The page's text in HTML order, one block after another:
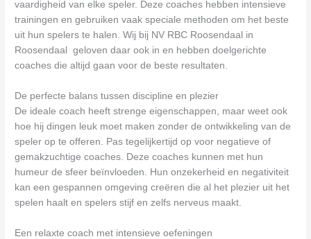
vaardigheid van elke speler. Deze coaches hebben intensieve
trainingen en gebruiken vaak speciale methoden om het beste
uit hun spelers te halen. Wij bij NV RBC Roosendaal in
Roosendaal geloven daar ook in en hebben doelgerichte
coaches die altijd gaan voor de beste resultaten.
De perfecte balans tussen discipline en plezier
De ideale coach heeft strenge eigenschappen, maar weet ook
hoe hij dingen leuk moet maken zonder de ontwikkeling van de
speler op te offeren. Pas tegelijkertijd op voor negatieve of
gemakzuchtige coaches. Deze coaches kunnen met hun
humeur de sfeer beïnvloeden. Hun onzekerheid en negativiteit
kan een gespannen omgeving creëren die al het plezier uit het
spelen haalt en spelers stijf en zelfs nerveus maakt.
Een relaxte coach met intensieve oefeningen